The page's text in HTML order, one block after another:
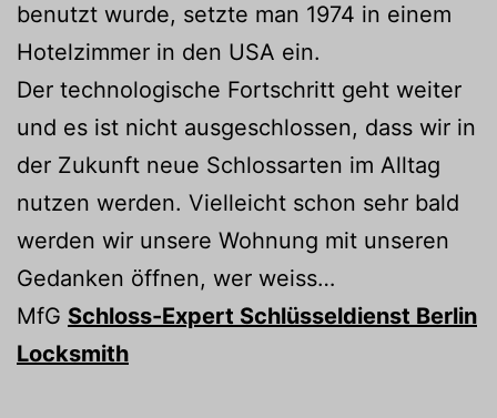
benutzt wurde, setzte man 1974 in einem
Hotelzimmer in den USA ein.
Der technologische Fortschritt geht weiter
und es ist nicht ausgeschlossen, dass wir in
der Zukunft neue Schlossarten im Alltag
nutzen werden. Vielleicht schon sehr bald
werden wir unsere Wohnung mit unseren
Gedanken öffnen, wer weiss…
MfG Schloss-Expert Schlüsseldienst Berlin
Locksmith